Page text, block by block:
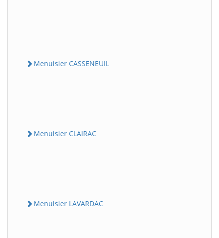
Menuisier CASSENEUIL
Menuisier CLAIRAC
Menuisier LAVARDAC